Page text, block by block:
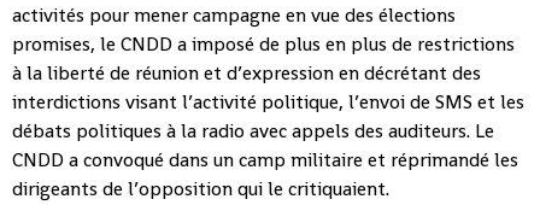
activités pour mener campagne en vue des élections
promises, le CNDD a imposé de plus en plus de restrictions
à la liberté de réunion et d’expression en décrétant des
interdictions visant l’activité politique, l’envoi de SMS et les
débats politiques à la radio avec appels des auditeurs. Le
CNDD a convoqué dans un camp militaire et réprimandé les
dirigeants de l’opposition qui le critiquaient.